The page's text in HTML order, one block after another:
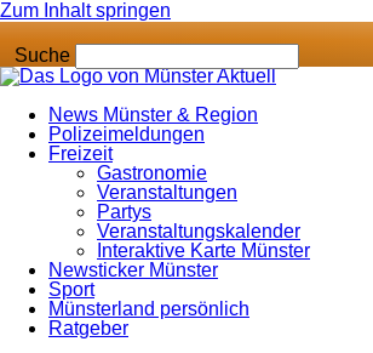
Zum Inhalt springen
Suche
News Münster & Region
Polizeimeldungen
Freizeit
Gastronomie
Veranstaltungen
Partys
Veranstaltungskalender
Interaktive Karte Münster
Newsticker Münster
Sport
Münsterland persönlich
Ratgeber